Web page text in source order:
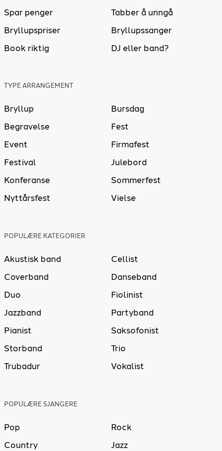
Spar penger
Tabber å unngå
Bryllupspriser
Bryllupssanger
Book riktig
DJ eller band?
TYPE ARRANGEMENT
Bryllup
Bursdag
Begravelse
Fest
Event
Firmafest
Festival
Julebord
Konferanse
Sommerfest
Nyttårsfest
Vielse
POPULÆRE KATEGORIER
Akustisk band
Cellist
Coverband
Danseband
Duo
Fiolinist
Jazzband
Partyband
Pianist
Saksofonist
Storband
Trio
Trubadur
Vokalist
POPULÆRE SJANGERE
Pop
Rock
Country
Jazz